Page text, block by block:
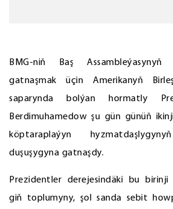
BMG-niň Baş Assambleýasynyň
gatnaşmak üçin Amerikanyň
saparynda bolýan hormatly
Berdimuhamedow şu gün günüň
köptaraplaýyn
duşuşygyna gatnaşdy.
Prezidentler derejesindäki bu birinji
giň toplumyny, şol sanda sebit